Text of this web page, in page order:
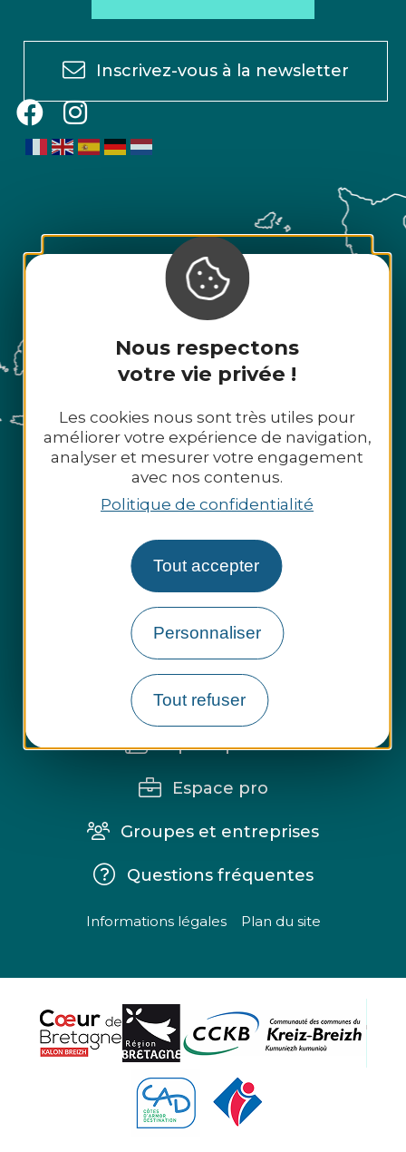
Nous respectons
votre vie privée !
Les cookies nous sont très utiles pour
améliorer votre expérience de navigation,
analyser et mesurer votre engagement
avec nos contenus.
Politique de confidentialité
Tout accepter
Personnaliser
Tout refuser
Inscrivez-vous à la newsletter
Espace presse
Espace pro
Groupes et entreprises
Questions fréquentes
Informations légales Plan du site